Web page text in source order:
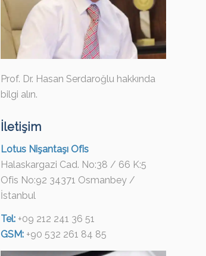
Prof. Dr. Hasan Serdaroğlu hakkında
bilgi alın.
İletişim
Lotus Nişantaşı Ofis
Halaskargazi Cad. No:38 / 66 K:5
Ofis No:92 34371 Osmanbey /
İstanbul
Tel: +09 212 241 36 51
GSM: +90 532 261 84 85